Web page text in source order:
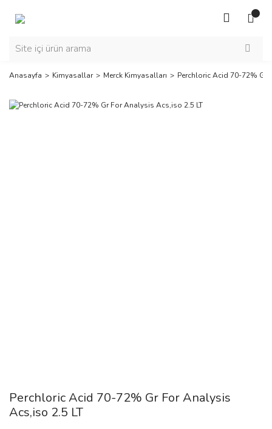
Anasayfa Kimyasallar Merck Kimyasalları Perchloric Acid 70-72% Gr
Perchloric Acid 70-72% Gr For Analysis
Acs,iso 2.5 LT